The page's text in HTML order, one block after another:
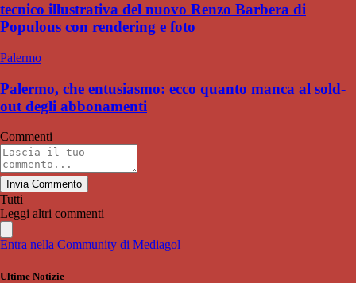
tecnico illustrativa del nuovo Renzo Barbera di
Populous con rendering e foto
Palermo
Palermo, che entusiasmo: ecco quanto manca al sold-
out degli abbonamenti
Commenti
Invia Commento
Tutti
Leggi altri commenti
Entra nella Community di Mediagol
Ultime Notizie